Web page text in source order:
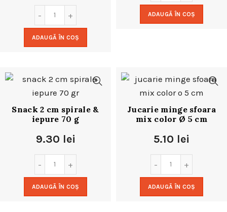
ADAUGĂ ÎN COȘ
ADAUGĂ ÎN COȘ
Snack 2 cm spirale &
iepure 70 g
9.30 lei
ADAUGĂ ÎN COȘ
Jucarie minge sfoara
mix color Ø 5 cm
5.10 lei
ADAUGĂ ÎN COȘ